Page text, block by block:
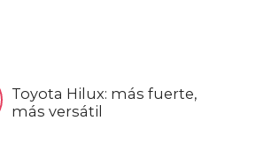
Toyota Hilux: más fuerte,
más versátil